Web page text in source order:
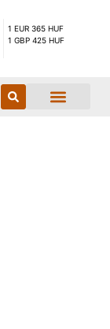
1 EUR 365 HUF
1 GBP 425 HUF